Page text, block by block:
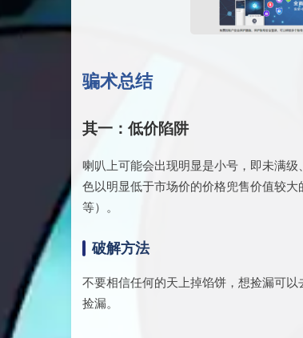
骗术总结
其一：低价陷阱
喇叭上可能会出现明显是小号，即未满
色以明显低于市场价的价格兜售价值较
等）。
破解方法
不要相信任何的天上掉馅饼，想捡漏可
捡漏。